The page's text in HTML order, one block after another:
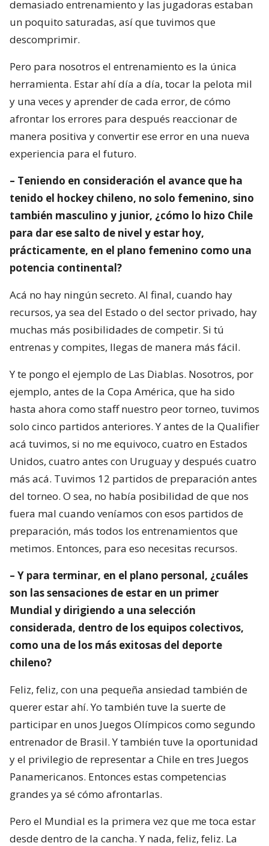
demasiado entrenamiento y las jugadoras estaban
un poquito saturadas, así que tuvimos que
descomprimir.
Pero para nosotros el entrenamiento es la única
herramienta. Estar ahí día a día, tocar la pelota mil
y una veces y aprender de cada error, de cómo
afrontar los errores para después reaccionar de
manera positiva y convertir ese error en una nueva
experiencia para el futuro.
– Teniendo en consideración el avance que ha
tenido el hockey chileno, no solo femenino, sino
también masculino y junior, ¿cómo lo hizo Chile
para dar ese salto de nivel y estar hoy,
prácticamente, en el plano femenino como una
potencia continental?
Acá no hay ningún secreto. Al final, cuando hay
recursos, ya sea del Estado o del sector privado, hay
muchas más posibilidades de competir. Si tú
entrenas y compites, llegas de manera más fácil.
Y te pongo el ejemplo de Las Diablas. Nosotros, por
ejemplo, antes de la Copa América, que ha sido
hasta ahora como staff nuestro peor torneo, tuvimos
solo cinco partidos anteriores. Y antes de la Qualifier
acá tuvimos, si no me equivoco, cuatro en Estados
Unidos, cuatro antes con Uruguay y después cuatro
más acá. Tuvimos 12 partidos de preparación antes
del torneo. O sea, no había posibilidad de que nos
fuera mal cuando veníamos con esos partidos de
preparación, más todos los entrenamientos que
metimos. Entonces, para eso necesitas recursos.
– Y para terminar, en el plano personal, ¿cuáles
son las sensaciones de estar en un primer
Mundial y dirigiendo a una selección
considerada, dentro de los equipos colectivos,
como una de los más exitosas del deporte
chileno?
Feliz, feliz, con una pequeña ansiedad también de
querer estar ahí. Yo también tuve la suerte de
participar en unos Juegos Olímpicos como segundo
entrenador de Brasil. Y también tuve la oportunidad
y el privilegio de representar a Chile en tres Juegos
Panamericanos. Entonces estas competencias
grandes ya sé cómo afrontarlas.
Pero el Mundial es la primera vez que me toca estar
desde dentro de la cancha. Y nada, feliz, feliz. La